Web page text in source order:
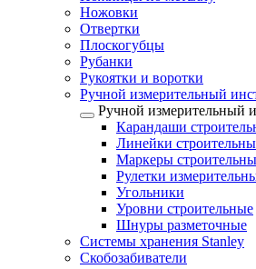
Ножовки
Отвертки
Плоскогубцы
Рубанки
Рукоятки и воротки
Ручной измерительный
Ручной измерительный
Карандаши
Линейки
Маркеры
Рулетки
Угольники
Уровни строительные
Шнуры разметочные
Системы хранения Stanley
Скобозабиватели